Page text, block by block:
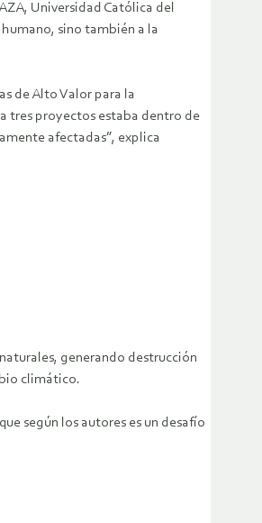
Universidad Católica del
sino también a la
de Alto Valor para la
tres proyectos estaba dentro de
afectadas”, explica
generando destrucción
climático.
según los autores es un desafío